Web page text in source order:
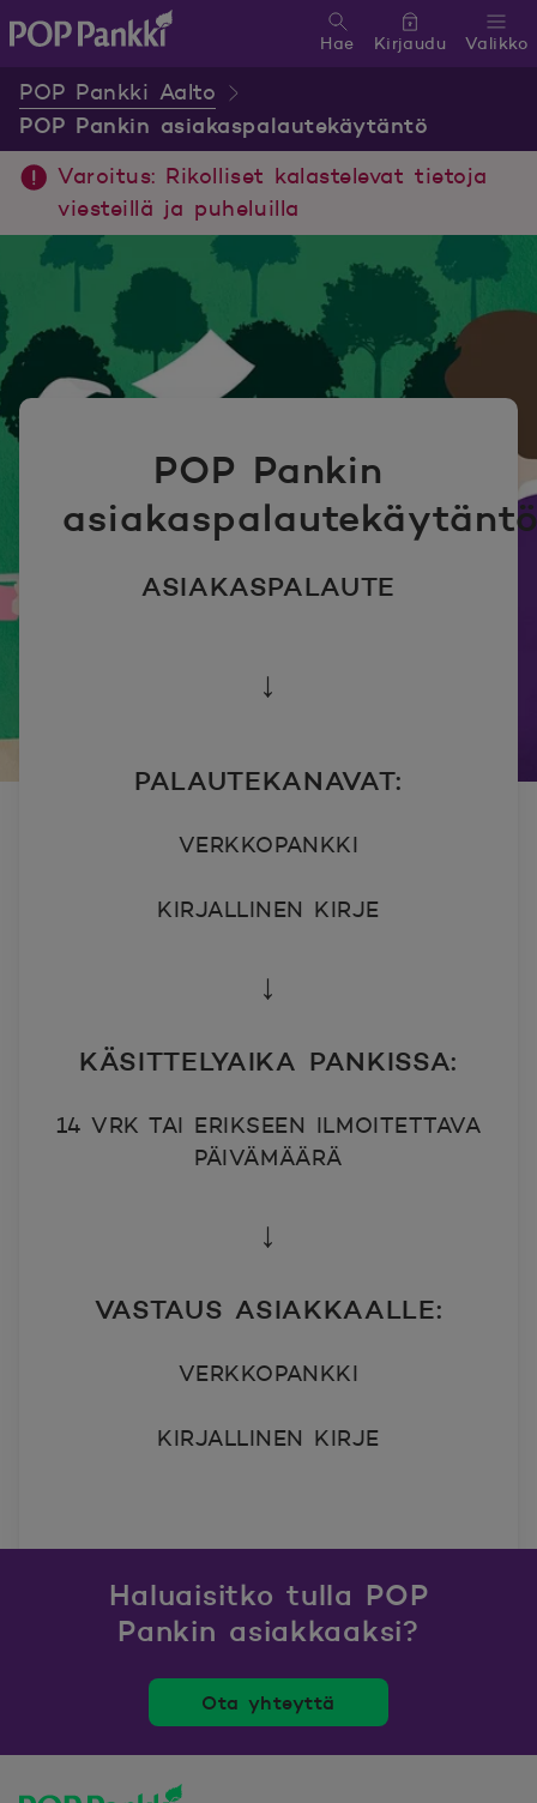
Valikko
Hae Kirjaudu
POP Pankki Aalto
POP Pankin asiakaspalautekäytäntö
Varoitus: Rikolliset kalastelevat tietoja
viesteillä ja puheluilla
POP Pankin
ASIAKASPALAUTE
↓
PALAUTEKANAVAT:
VERKKOPANKKI
KIRJALLINEN KIRJE
↓
KÄSITTELYAIKA PANKISSA:
14 VRK TAI ERIKSEEN ILMOITETTAVA
PÄIVÄMÄÄRÄ
↓
VASTAUS ASIAKKAALLE:
VERKKOPANKKI
KIRJALLINEN KIRJE
Haluaisitko tulla POP
Pankin asiakkaaksi?
Ota yhteyttä